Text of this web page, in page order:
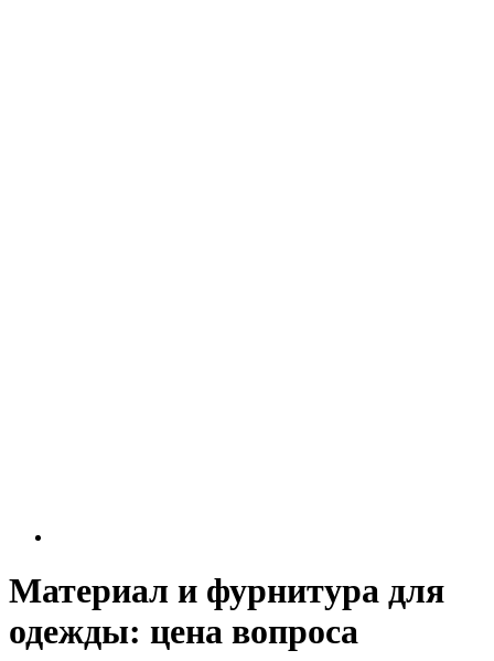
Материал и фурнитура для
одежды: цена вопроса